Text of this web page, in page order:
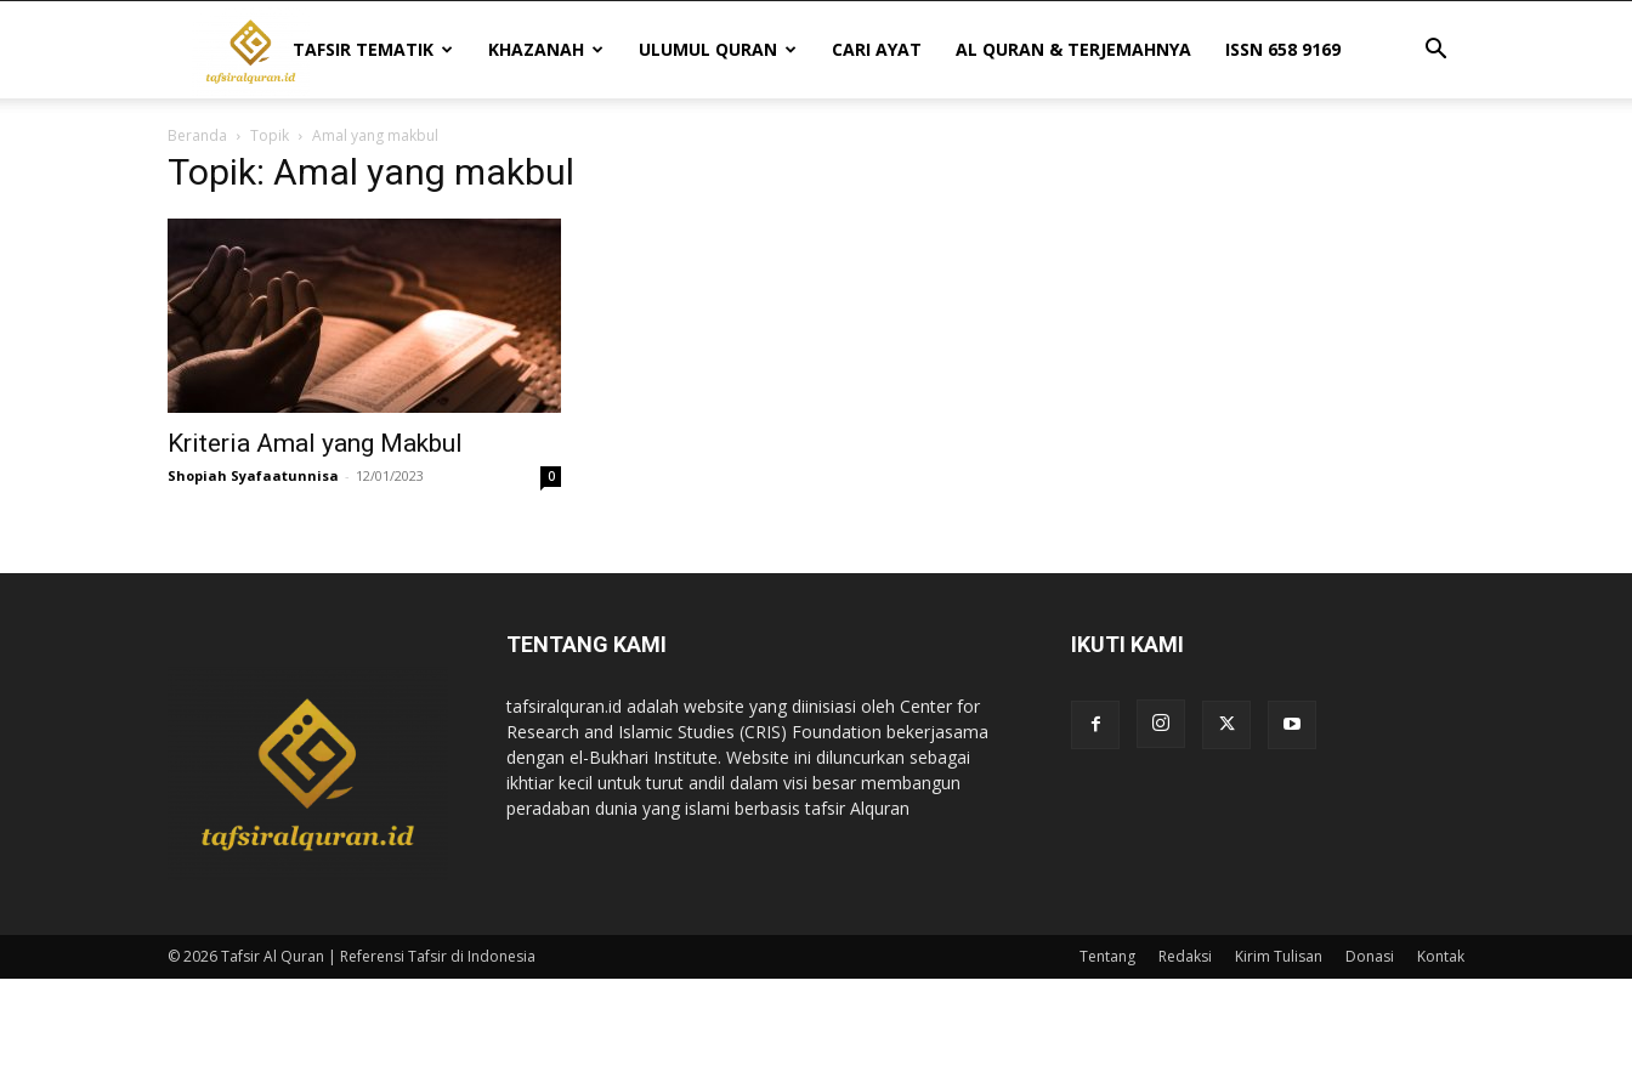
Tafsir
Al
Quran
|
Referensi
Indonesia
TAFSIR TEMATIK KHAZANAH ULUMUL QURAN CARI AYAT AL QURAN & TERJEMAHNYA ISSN 658 9169
Beranda Topik Amal yang makbul
Topik: Amal yang makbul
Kriteria Amal yang Makbul
Shopiah Syafaatunnisa - 12/01/2023 0
TENTANG KAMI
tafsiralquran.id adalah website yang diinisiasi oleh Center for
Research and Islamic Studies (CRIS) Foundation bekerjasama
dengan el-Bukhari Institute. Website ini diluncurkan sebagai
ikhtiar kecil untuk turut andil dalam visi besar membangun
peradaban dunia yang islami berbasis tafsir Alquran
IKUTI KAMI
Tentang Redaksi Kirim Tulisan Donasi Kontak
© 2026 Tafsir Al Quran | Referensi Tafsir di Indonesia